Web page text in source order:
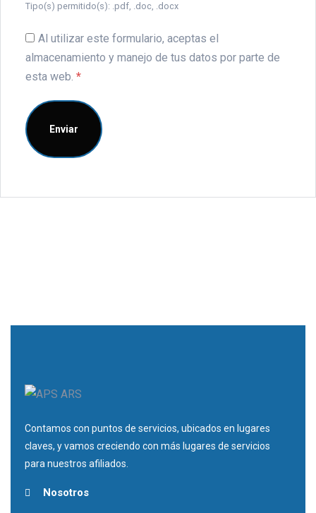
Tipo(s) permitido(s): .pdf, .doc, .docx
Al utilizar este formulario, aceptas el
almacenamiento y manejo de tus datos por parte de
esta web. *
Contamos con puntos de servicios, ubicados en lugares
claves, y vamos creciendo con más lugares de servicios
para nuestros afiliados.
Nosotros